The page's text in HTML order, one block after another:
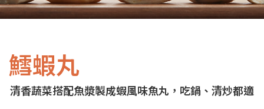
鱈蝦丸
清香蔬菜搭配魚漿製成蝦風味魚丸，吃鍋、清炒都適